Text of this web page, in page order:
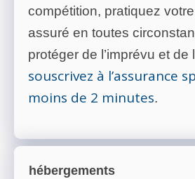
compétition, pratiquez
assuré en toutes
protéger de l’imprévu et de
souscrivez à l’assurance
moins de 2 minutes.
hébergements